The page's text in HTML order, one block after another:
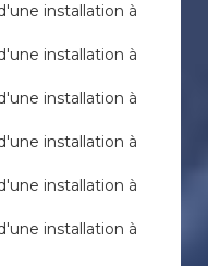
installation à
installation à
installation à
installation à
installation à
installation à